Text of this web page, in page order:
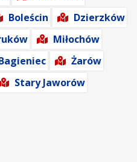
Boleścin
Dzierzków
Miłochów
Żarów
Stary Jaworów